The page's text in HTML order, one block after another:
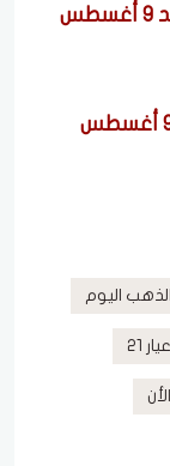
أسعار الذهب في السودان اليوم الأحد 9 أغسطس
أسعار الحديد والأسمنت اليوم الأحد 9 أغسطس
اليوم
21